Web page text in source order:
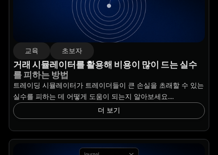
교육 초보자
거래 시뮬레이터를 활용해 비용이 많이 드는 실수
를 피하는 방법
트레이딩 시뮬레이터가 트레이더들이 큰 손실을 초래할 수 있는
실수를 피하는 데 어떻게 도움이 되는지 알아보세요....
더 보기